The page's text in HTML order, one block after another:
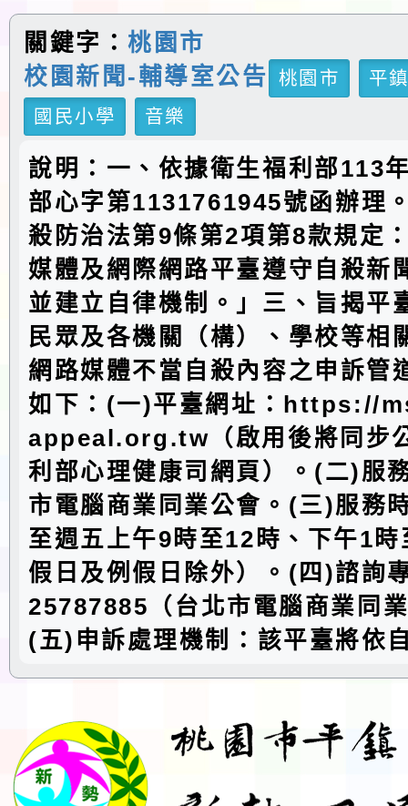
關鍵字：桃園市
校園新聞-輔導室公告
桃園市
平
國民小學
音樂
說明：一、依據衛生福利部113
部心字第1131761945號函辦理
殺防治法第9條第2項第8款規定
媒體及網際網路平臺遵守自殺新
並建立自律機制。」三、旨揭平
民眾及各機關（構）、學校等相
網路媒體不當自殺內容之申訴管
如下：(一)平臺網址：https://
appeal.org.tw（啟用後將同步
利部心理健康司網頁）。(二)服
市電腦商業同業公會。(三)服務
至週五上午9時至12時、下午1
假日及例假日除外）。(四)諮詢
25787885（台北市電腦商業同
(五)申訴處理機制：該平臺將依